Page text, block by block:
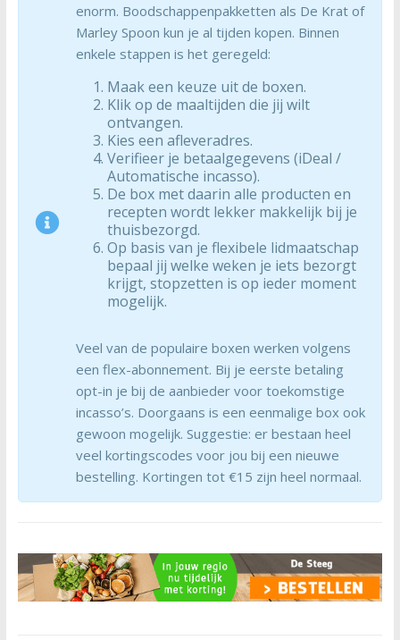
enorm. Boodschappenpakketten als De Krat of
Marley Spoon kun je al tijden kopen. Binnen
enkele stappen is het geregeld:
Maak een keuze uit de boxen.
Klik op de maaltijden die jij wilt
ontvangen.
Kies een afleveradres.
Verifieer je betaalgegevens (iDeal /
Automatische incasso).
De box met daarin alle producten en
recepten wordt lekker makkelijk bij je
thuisbezorgd.
Op basis van je flexibele lidmaatschap
bepaal jij welke weken je iets bezorgt
krijgt, stopzetten is op ieder moment
mogelijk.
Veel van de populaire boxen werken volgens
een flex-abonnement. Bij je eerste betaling
opt-in je bij de aanbieder voor toekomstige
incasso’s. Doorgaans is een eenmalige box ook
gewoon mogelijk. Suggestie: er bestaan heel
veel kortingscodes voor jou bij een nieuwe
bestelling. Kortingen tot €15 zijn heel normaal.